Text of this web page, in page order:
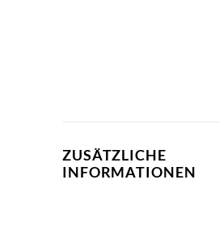
ZUSÄTZLICHE
INFORMATIONEN